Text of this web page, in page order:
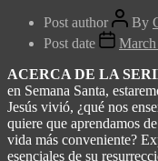
Post author By
Post date
ACERCA DE LA
en Semana Santa,
Jesús vivió, ¿qué nos
quiere que aprendamos
vida más conveniente?
esenciales de su